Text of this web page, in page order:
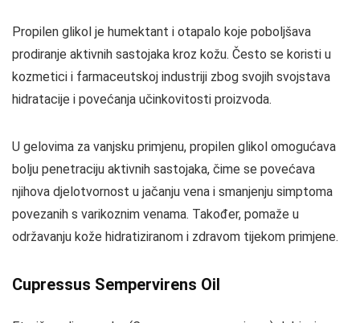
Propilen glikol je humektant i otapalo koje poboljšava
prodiranje aktivnih sastojaka kroz kožu. Često se koristi u
kozmetici i farmaceutskoj industriji zbog svojih svojstava
hidratacije i povećanja učinkovitosti proizvoda.
U gelovima za vanjsku primjenu, propilen glikol omogućava
bolju penetraciju aktivnih sastojaka, čime se povećava
njihova djelotvornost u jačanju vena i smanjenju simptoma
povezanih s varikoznim venama. Također, pomaže u
održavanju kože hidratiziranom i zdravom tijekom primjene.
Cupressus Sempervirens Oil